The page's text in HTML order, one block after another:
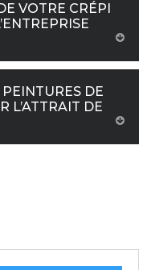
VOTRE CRÉPI
DE
L’ATTRAIT DE